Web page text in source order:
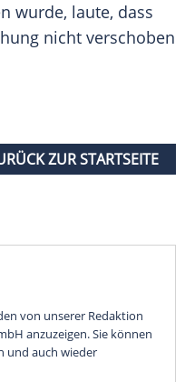
wurde, laute, dass
nicht verschoben
ZUR STARTSEITE
von unserer Redaktion
anzuzeigen. Sie können
und auch wieder